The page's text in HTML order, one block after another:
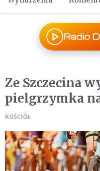
Radio
Ze Szczecina
pielgrzymka
KOŚCIÓŁ